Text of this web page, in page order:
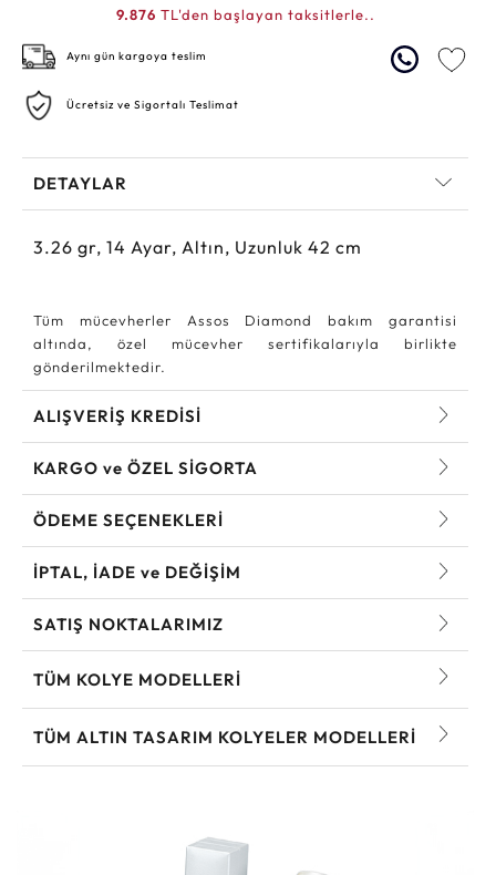
9.876 TL'den başlayan taksitlerle..
Aynı gün kargoya teslim
Ücretsiz ve Sigortalı Teslimat
DETAYLAR
3.26 gr, 14 Ayar, Altın, Uzunluk 42 cm
Tüm mücevherler Assos Diamond bakım garantisi
altında, özel mücevher sertifikalarıyla birlikte
gönderilmektedir.
ALIŞVERİŞ KREDİSİ
KARGO ve ÖZEL SİGORTA
ÖDEME SEÇENEKLERİ
İPTAL, İADE ve DEĞİŞİM
SATIŞ NOKTALARIMIZ
TÜM KOLYE MODELLERI
TÜM ALTIN TASARIM KOLYELER MODELLERI